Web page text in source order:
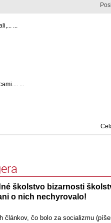
...
...
školstvo bizarnosti
o nich nechyrovalo!
článkov, čo bolo za socializmu